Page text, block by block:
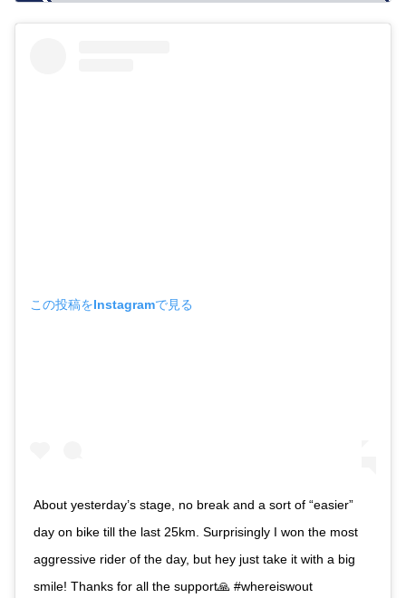
この投稿をInstagramで見る
About yesterday’s stage, no break and a sort of “easier”
day on bike till the last 25km. Surprisingly I won the most
aggressive rider of the day, but hey just take it with a big
smile! Thanks for all the support🙏 #whereiswout